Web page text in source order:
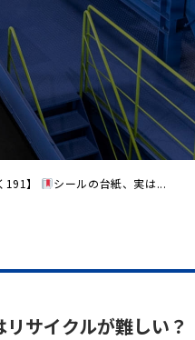
191】 シールの台紙、実は...
サイクルが難しい？